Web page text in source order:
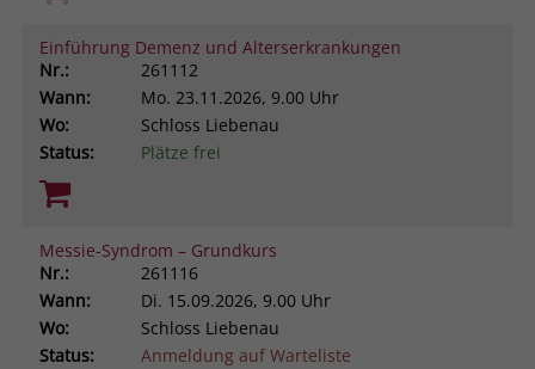
Einführung Demenz und Alterserkrankungen
Nr.:
261112
Wann:
Mo. 23.11.2026, 9.00 Uhr
Wo:
Schloss Liebenau
Status:
Plätze frei
Messie-Syndrom – Grundkurs
Nr.:
261116
Wann:
Di. 15.09.2026, 9.00 Uhr
Wo:
Schloss Liebenau
Status:
Anmeldung auf Warteliste
Zweck
um die Seitenaufrufe eines Benutzers
zu speichern und in einer einzigen
Sitzungsaufzeichnung
zusammenzufassen.